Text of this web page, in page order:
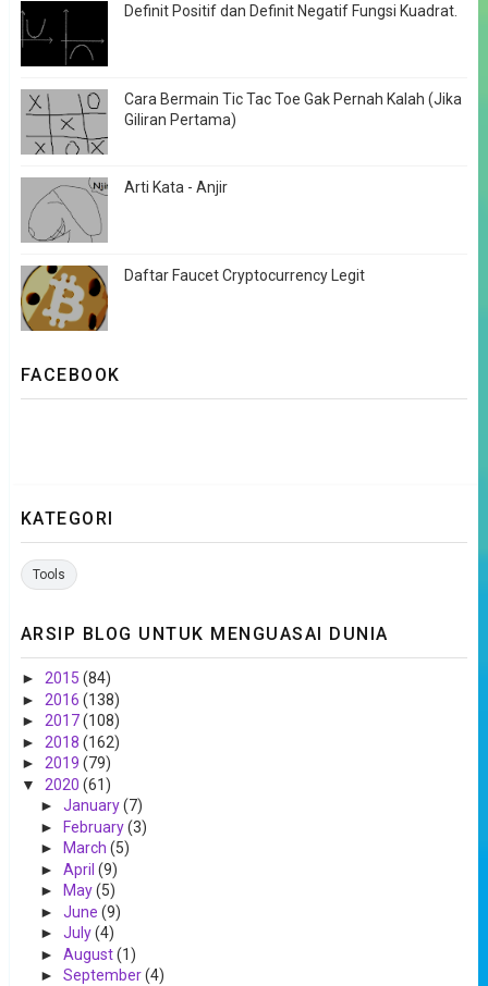
Definit Positif dan Definit Negatif Fungsi Kuadrat.
Cara Bermain Tic Tac Toe Gak Pernah Kalah (Jika
Giliran Pertama)
Arti Kata - Anjir
Daftar Faucet Cryptocurrency Legit
FACEBOOK
KATEGORI
Tools
ARSIP BLOG UNTUK MENGUASAI DUNIA
► 2015 (84)
► 2016 (138)
► 2017(108)
► 2018 (162)
► 2019 (79)
▼ 2020 (61)
► January(7)
► February(3)
►
March (5)
► April (9)
►
May(5)
► June (9)
► July(4)
► August(1)
► September(4)